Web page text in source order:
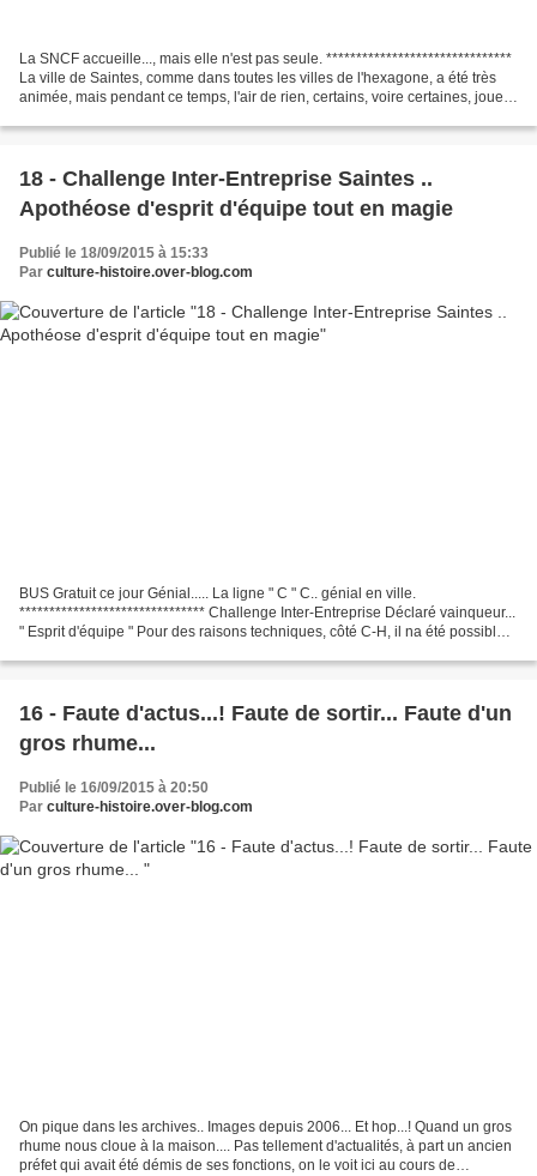
La SNCF accueille..., mais elle n'est pas seule. *******************************
La ville de Saintes, comme dans toutes les villes de l'hexagone, a été très
animée, mais pendant ce temps, l'air de rien, certains, voire certaines, jouent
18 - Challenge Inter-Entreprise Saintes ..
Apothéose d'esprit d'équipe tout en magie
Publié le 18/09/2015 à 15:33
Par culture-histoire.over-blog.com
BUS Gratuit ce jour Génial..... La ligne " C " C.. génial en ville.
******************************* Challenge Inter-Entreprise Déclaré vainqueur...
" Esprit d'équipe " Pour des raisons techniques, côté C-H, il na été possible
16 - Faute d'actus...! Faute de sortir... Faute d'un
gros rhume...
Publié le 16/09/2015 à 20:50
Par culture-histoire.over-blog.com
On pique dans les archives.. Images depuis 2006... Et hop...! Quand un gros
rhume nous cloue à la maison.... Pas tellement d'actualités, à part un ancien
préfet qui avait été démis de ses fonctions, on le voit ici au cours de